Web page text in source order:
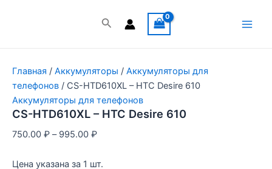
Поиск
Главная / Аккумуляторы / Аккумуляторы для
телефонов / CS-HTD610XL – HTC Desire 610
Аккумуляторы для телефонов
CS-HTD610XL – HTC Desire 610
750.00 ₽ – 995.00 ₽
Цена указана за 1 шт.